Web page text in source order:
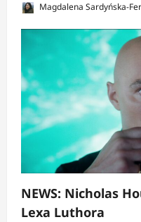
Magdalena Sardyńska-
NEWS: Nicholas
Lexa Luthora